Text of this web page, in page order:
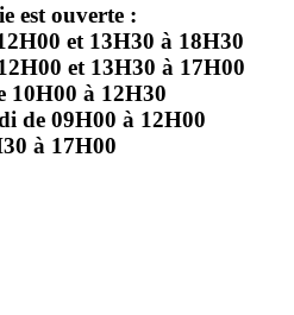
est ouverte :
et 13H30 à 18H30
et 13H30 à 17H00
10H00 à 12H30
de 09H00 à 12H00
à 17H00